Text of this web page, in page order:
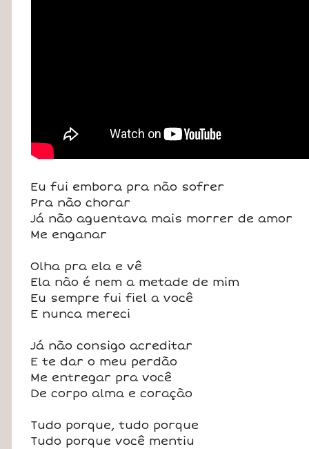
Eu fui embora pra não sofrer
Pra não chorar
Já não aguentava mais morrer de amor
Me enganar
Olha pra ela e vê
Ela não é nem a metade de mim
Eu sempre fui fiel a você
E nunca mereci
Já não consigo acreditar
E te dar o meu perdão
Me entregar pra você
De corpo alma e coração
Tudo porque, tudo porque
Tudo porque você mentiu